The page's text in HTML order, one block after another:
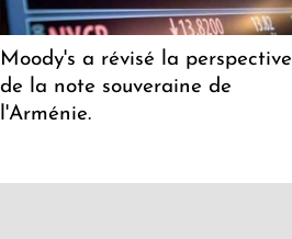
Moody's a révisé la perspective
de la note souveraine de
l'Arménie.